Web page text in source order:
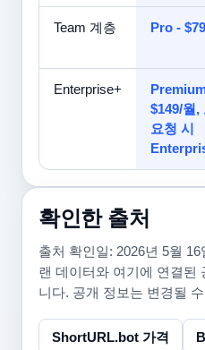
Team 계층 Pro -
Enterprise+
$149/월,
요청 시
확인한 출처
출처 확인일: 2026년 5월
랜 데이터와 여기에 연결된
니다. 공개 정보는 변경될
ShortURL.bot 가격